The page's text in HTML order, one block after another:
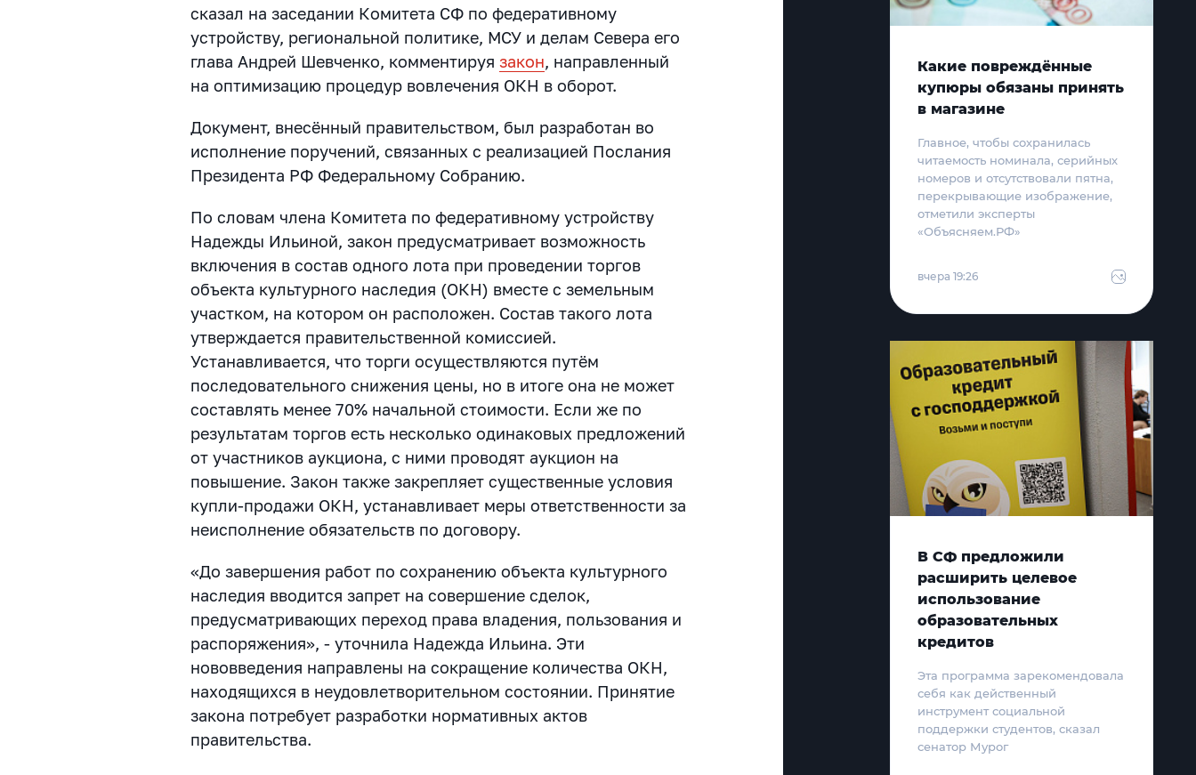
сказал на заседании Комитета СФ по федеративному
устройству, региональной политике, МСУ и делам Севера его
глава Андрей Шевченко, комментируязакон, направленный
на оптимизацию процедур вовлечения ОКН в оборот.
Документ, внесённый правительством, был разработан во
исполнение поручений, связанных с реализацией Послания
Президента РФ Федеральному Собранию.
По словам члена Комитета по федеративному устройству
Надежды Ильиной, закон предусматривает возможность
включения в состав одного лота при проведении торгов
объекта культурного наследия (ОКН) вместе с земельным
участком, на котором он расположен. Состав такого лота
утверждается правительственной комиссией.
Устанавливается, что торги осуществляются путём
последовательного снижения цены, но в итоге она не может
составлять менее 70% начальной стоимости. Если же по
результатам торгов есть несколько одинаковых предложений
от участников аукциона, с ними проводят аукцион на
повышение. Закон также закрепляет существенные условия
купли-продажи ОКН, устанавливает меры ответственности за
неисполнение обязательств по договору.
«До завершения работ по сохранению объекта культурного
наследия вводится запрет на совершение сделок,
предусматривающих переход права владения, пользования и
распоряжения», - уточнила Надежда Ильина. Эти
нововведения направлены на сокращение количества ОКН,
находящихся в неудовлетворительном состоянии. Принятие
закона потребует разработки нормативных актов
правительства.
Какие повреждённые
купюры обязаны принять
в магазине
Главное, чтобы сохранилась
читаемость номинала, серийных
номеров и отсутствовали пятна,
перекрывающие изображение,
отметили эксперты
«Объясняем.РФ»
вчера 19:26
В СФ предложили
расширить целевое
использование
образовательных
кредитов
Эта программа зарекомендовала
себя как действенный
инструмент социальной
поддержки студентов, сказал
сенатор Мурог